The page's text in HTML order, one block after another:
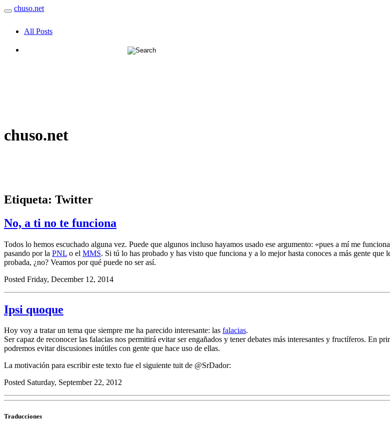
Toggle
chuso.net
All Posts
chuso.net
Etiqueta: Twitter
No, a ti no te funciona
Todos lo hemos escuchado alguna vez. Puede que algunos incluso hayamos usado ese argumento: «pues a mí me
pasando por la PNL o el MMS. Si tú lo has probado y has visto que funciona y a lo mejor hasta conoces a más gente
probada, ¿no? Veamos por qué puede no ser así.
Posted Friday, December 12, 2014
Ipsi quoque
Hoy voy a tratar un tema que siempre me ha parecido interesante: las falacias.
Ser capaz de reconocer las falacias nos permitirá evitar ser engañados y tener debates más interesantes y fructíferos. En
podremos evitar discusiones inútiles con gente que hace uso de ellas.
La motivación para escribir este texto fue el siguiente tuit de @SrDador:
Posted Saturday, September 22, 2012
Traducciones